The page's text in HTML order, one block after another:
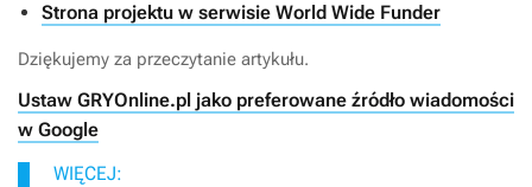
Strona projektu w serwisie World Wide Funder
Dziękujemy za przeczytanie artykułu.
Ustaw GRYOnline.pl jako preferowane źródło wiadomości
w Google
WIĘCEJ: